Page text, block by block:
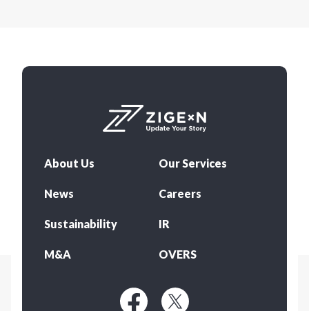
About Us Our Services
News Careers
Sustainability IR
M&A OVERS